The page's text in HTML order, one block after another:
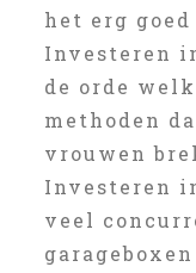
het erg
Investeren
de orde
methoden
vrouwen
Investeren
veel